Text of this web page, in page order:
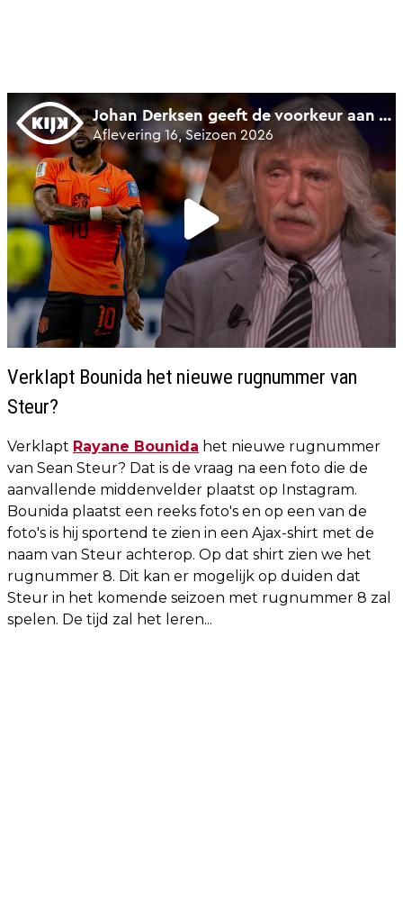
Verklapt Bounida het nieuwe rugnummer van
Steur?
Verklapt Rayane Bounida het nieuwe rugnummer
van Sean Steur? Dat is de vraag na een foto die de
aanvallende middenvelder plaatst op Instagram.
Bounida plaatst een reeks foto's en op een van de
foto's is hij sportend te zien in een Ajax-shirt met de
naam van Steur achterop. Op dat shirt zien we het
rugnummer 8. Dit kan er mogelijk op duiden dat
Steur in het komende seizoen met rugnummer 8 zal
spelen. De tijd zal het leren...